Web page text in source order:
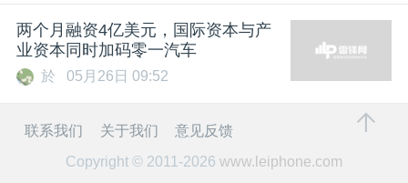
两个月融资4亿美元，国际资本与产
业资本同时加码零一汽车
於 05月26日 09:52
联系我们 关于我们
意见反馈
Copyright © 2011-2026 www.leiphone.com